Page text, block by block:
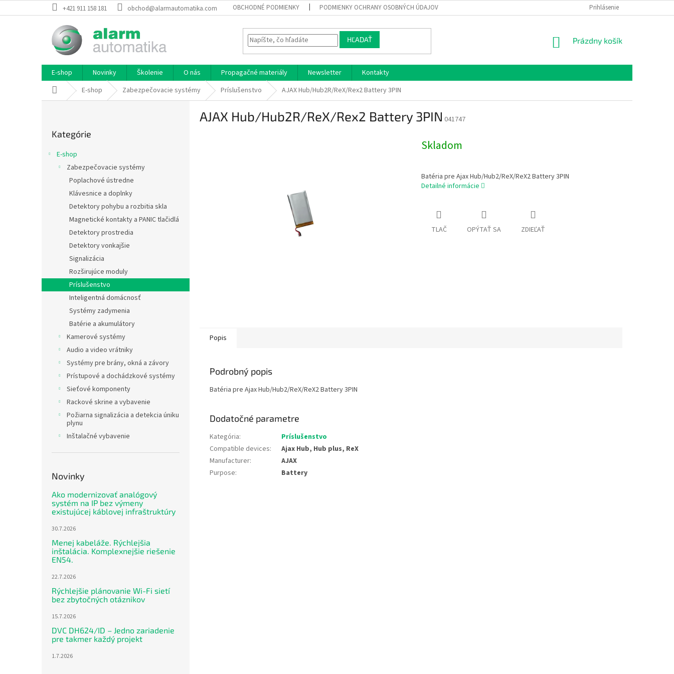
na
+421 911 158 181 obchod@alarmautomatika.com OBCHODNÉ PODMIENKY PODMIENKY OCHRANY OSOBNÝCH ÚDAJOV Prihlásenie
HĽADAŤ
NÁKUPNÝ
Prázdny košík
E-shop Novinky Školenie O nás Propagačné materiály Newsletter
Kontakty
DomovE-shop Zabezpečovacie systémy Príslušenstvo AJAX Hub/Hub2R/ReX/Rex2 Battery 3PIN
kategórie
Kategórie
E-shop
Zabezpečovacie systémy
Poplachové ústredne
Klávesnice a doplnky
Detektory pohybu a rozbitia skla
Magnetické kontakty a PANIC tlačidlá
Detektory prostredia
Detektory vonkajšie
Signalizácia
Rozširujúce moduly
Príslušenstvo
Inteligentná domácnosť
Systémy zadymenia
Batérie a akumulátory
Kamerové systémy
Audio a video vrátniky
Systémy pre brány, okná a závory
Prístupové a dochádzkové systémy
Sieťové komponenty
Rackové skrine a vybavenie
Požiarna signalizácia a detekcia úniku
plynu
Inštalačné vybavenie
Novinky
Ako modernizovať analógový
systém na IP bez výmeny
existujúcej káblovej infraštruktúry
30.7.2026
Menej kabeláže. Rýchlejšia
inštalácia. Komplexnejšie riešenie
EN54.
22.7.2026
Rýchlejšie plánovanie Wi-Fi sietí
bez zbytočných otáznikov
15.7.2026
DVC DH624/ID – Jedno zariadenie
pre takmer každý projekt
1.7.2026
AJAX Hub/Hub2R/ReX/Rex2 Battery 3PIN 041747
Skladom
Batéria pre Ajax Hub/Hub2/ReX/ReX2 Battery 3PIN
Detailné informácie
TLAČ OPÝTAŤ SA ZDIEĽAŤ
Popis
Podrobný popis
Batéria pre Ajax Hub/Hub2/ReX/ReX2 Battery 3PIN
Dodatočné parametre
Kategória:
Príslušenstvo
Compatible devices:
Ajax Hub, Hub plus, ReX
Manufacturer:
AJAX
Purpose: Battery